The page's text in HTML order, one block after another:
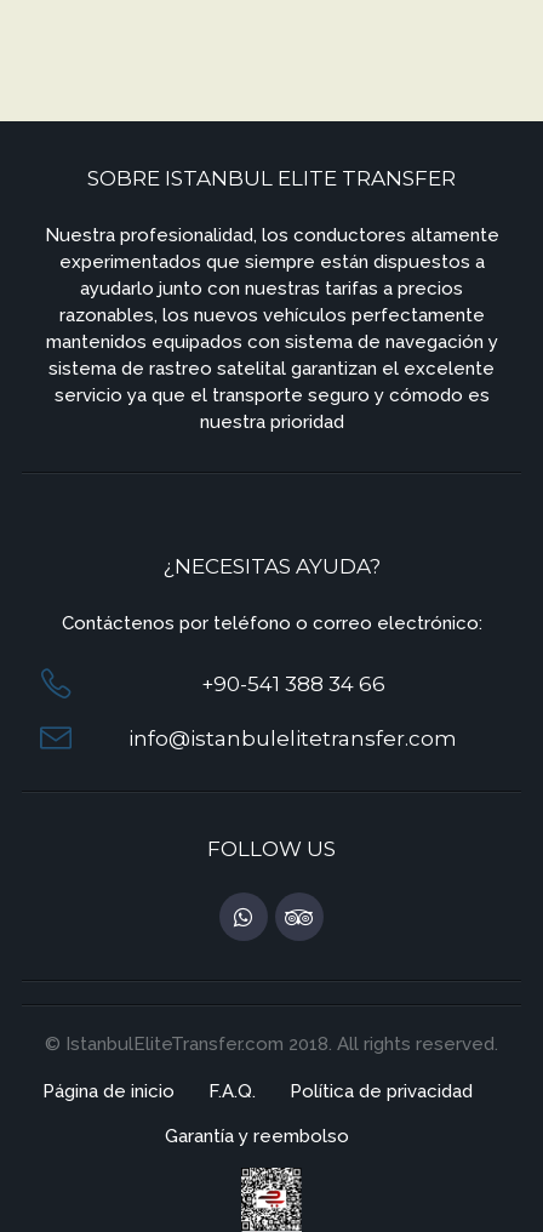
SOBRE ISTANBUL ELITE TRANSFER
Nuestra profesionalidad, los conductores altamente
experimentados que siempre están dispuestos a
ayudarlo junto con nuestras tarifas a precios
razonables, los nuevos vehículos perfectamente
mantenidos equipados con sistema de navegación y
sistema de rastreo satelital garantizan el excelente
servicio ya que el transporte seguro y cómodo es
nuestra prioridad
¿NECESITAS AYUDA?
Contáctenos por teléfono o correo electrónico:
+90-541 388 34 66
info@istanbulelitetransfer.com
FOLLOW US
© IstanbulEliteTransfer.com 2018. All rights reserved.
Página de inicio F.A.Q. Política de privacidad
Garantía y reembolso